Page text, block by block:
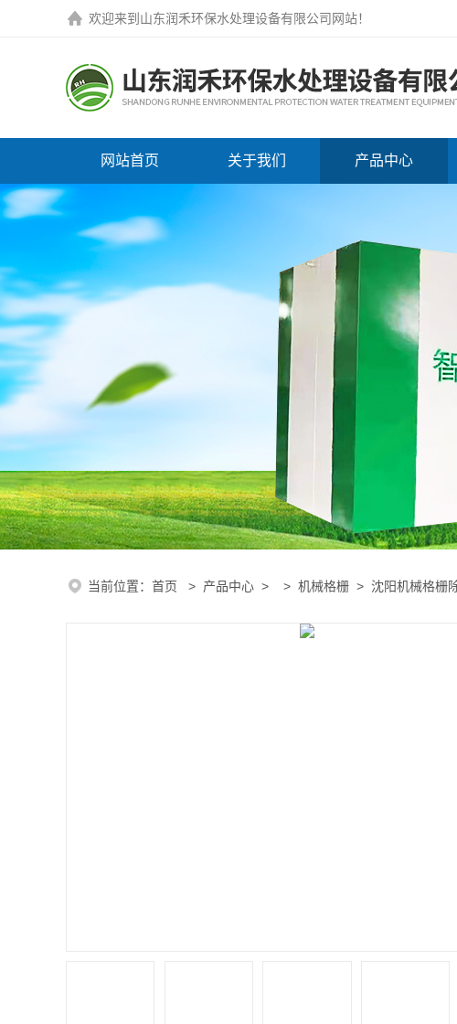
欢迎来到 山东润禾环保水处理设备有限公司网站！
网站首页 关于我们 产品中心
当前位置： 首页 > 产品中心 > > 机械格栅 > 沈阳机械格栅